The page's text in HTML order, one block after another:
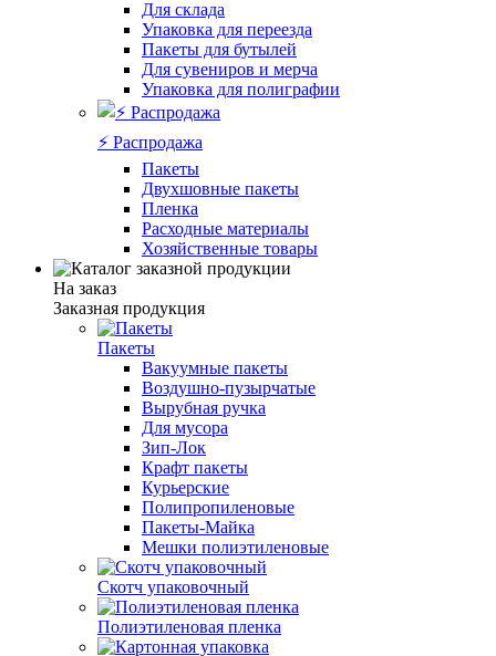
Для склада
Упаковка для переезда
Пакеты для бутылей
Для сувениров и мерча
Упаковка для полиграфии
⚡️ Распродажа
Пакеты
Двухшовные пакеты
Пленка
Расходные материалы
Хозяйственные товары
На заказ
Заказная продукция
Пакеты
Вакуумные пакеты
Воздушно-пузырчатые
Вырубная ручка
Для мусора
Зип-Лок
Крафт пакеты
Курьерские
Полипропиленовые
Пакеты-Майка
Мешки полиэтиленовые
Скотч упаковочный
Полиэтиленовая пленка